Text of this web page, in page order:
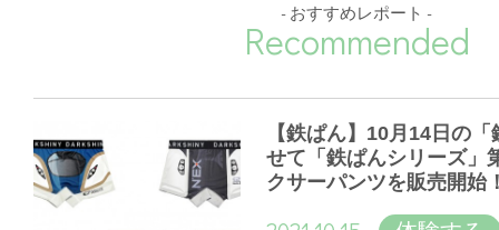
- おすすめレポート -
Recommended
【鉄ぱん】10月14日の
せて「鉄ぱんシリーズ」
クサーパンツを販売開始